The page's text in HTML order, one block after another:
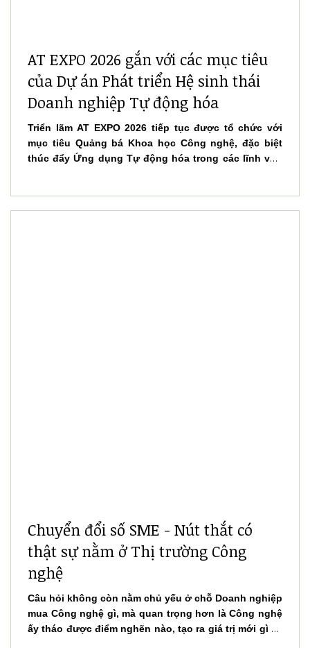
AT EXPO 2026 gắn với các mục tiêu
của Dự án Phát triển Hệ sinh thái
Doanh nghiệp Tự động hóa
Triển lãm AT EXPO 2026 tiếp tục được tổ chức với
mục tiêu Quảng bá Khoa học Công nghệ, đặc biệt
thúc đẩy Ứng dụng Tự động hóa trong các lĩnh vực
Chuyển đổi số SME - Nút thắt có
thật sự nằm ở Thị trường Công
nghệ
Câu hỏi không còn nằm chủ yếu ở chỗ Doanh nghiệp
mua Công nghệ gì, mà quan trọng hơn là Công nghệ
ấy tháo được điểm nghẽn nào, tạo ra giá trị mới gì và